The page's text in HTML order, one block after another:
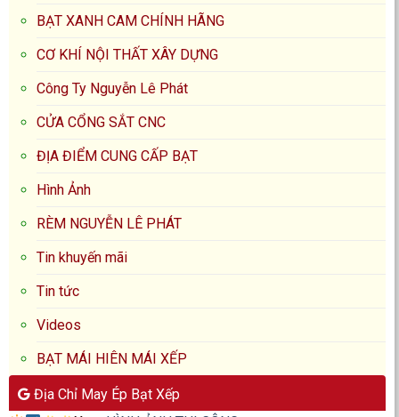
BẠT XANH CAM CHÍNH HÃNG
CƠ KHÍ NỘI THẤT XÂY DỰNG
Công Ty Nguyễn Lê Phát
CỬA CỔNG SẮT CNC
ĐỊA ĐIỂM CUNG CẤP BẠT
Hình Ảnh
RÈM NGUYỄN LÊ PHÁT
Tin khuyến mãi
Tin tức
Videos
BẠT MÁI HIÊN MÁI XẾP
Địa Chỉ May Ép Bạt Xếp